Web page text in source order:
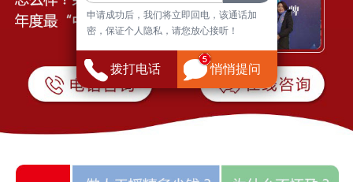
申请成功后，我们将立即回电，该通话加
密，保证个人隐私，请您放心接听！
拨打电话 悄悄提问